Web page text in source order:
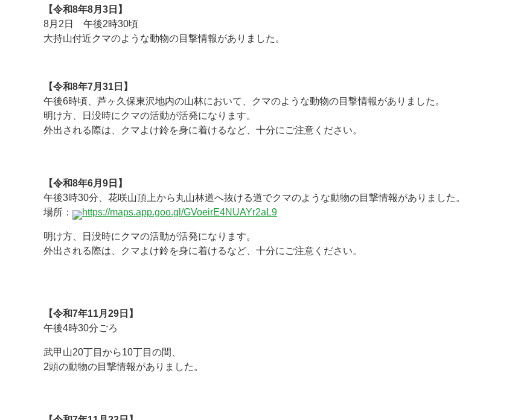
【令和8年8月3日】
8月2日 午後2時30頃
大持山付近クマのような動物の目撃情報がありました。
【令和8年7月31日】
午後6時頃、芦ヶ久保東沢地内の山林において、クマのような動物の目撃情報がありました。
明け方、日没時にクマの活動が活発になります。
外出される際は、クマよけ鈴を身に着けるなど、十分にご注意ください。
【令和8年6月9日】
午後3時30分、 花咲山頂上から丸山林道へ抜ける道でクマのような動物の目撃情報がありました。
場所：
https://maps.app.goo.gl/GVoeirE4NUAYr2aL9
明け方、日没時にクマの活動が活発になります。
外出される際は、クマよけ鈴を身に着けるなど、十分にご注意ください。
【令和7年11月29日】
午後4時30分ごろ
武甲山20丁目から10丁目の間、
2頭の動物の目撃情報がありました。